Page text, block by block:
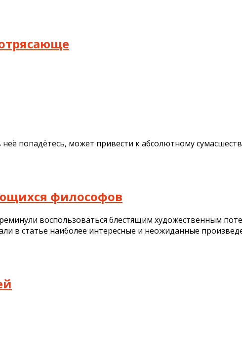
попадётесь, может привести к абсолютному
философов
воспользоваться блестящим художественным
в статье наиболее интересные и неожиданные